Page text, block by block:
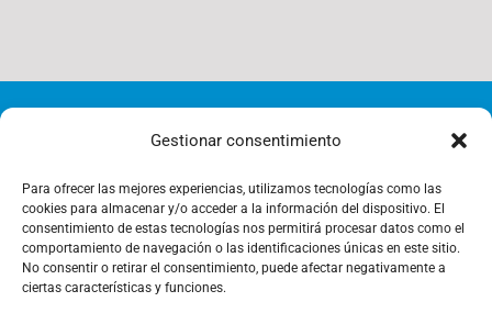
Gestionar consentimiento
Para ofrecer las mejores experiencias, utilizamos tecnologías como las
cookies para almacenar y/o acceder a la información del dispositivo. El
consentimiento de estas tecnologías nos permitirá procesar datos como el
comportamiento de navegación o las identificaciones únicas en este sitio.
No consentir o retirar el consentimiento, puede afectar negativamente a
ciertas características y funciones.
Política de Cookies
Política de Privacidad